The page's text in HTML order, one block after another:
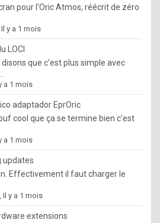
u
w
a
n
t
o
n
o
w
h
o
pour l'Oric Atmos, réécrit de zéro
,Il y a 1 mois
LOCI
que c'est plus simple avec
a 1 mois
adaptador EprOric
cool que ça se termine bien c'est
a 1 mois
updates
Effectivement il faut charger le
,Il y a 1 mois
extensions